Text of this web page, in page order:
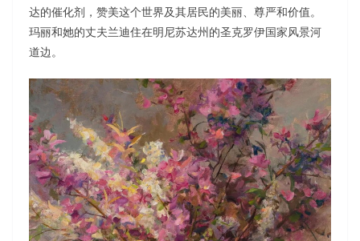
达的催化剂，赞美这个世界及其居民的美丽、尊严和价值。
玛丽和她的丈夫兰迪住在明尼苏达州的圣克罗伊国家风景河
道边。